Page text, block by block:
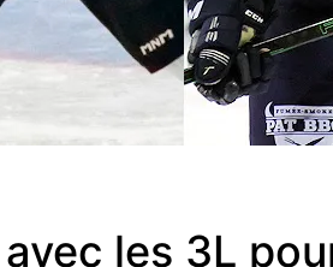
les 3L